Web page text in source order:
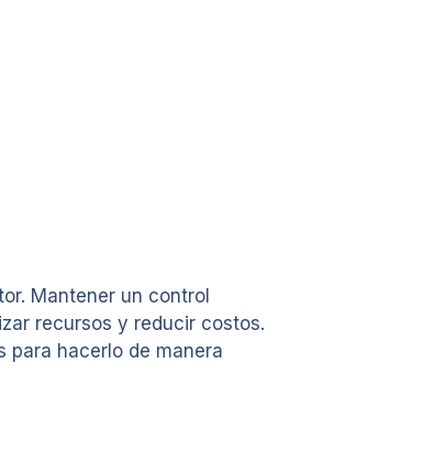
Mantener un control
recursos y reducir costos.
para hacerlo de manera